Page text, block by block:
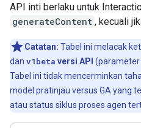
API inti berlaku untuk
generateContent , kecuali
Catatan: Tabel ini melacak
dan v1beta versi API (parameter
Tabel ini tidak mencerminkan
model pratinjau versus GA yang
atau status siklus proses agen